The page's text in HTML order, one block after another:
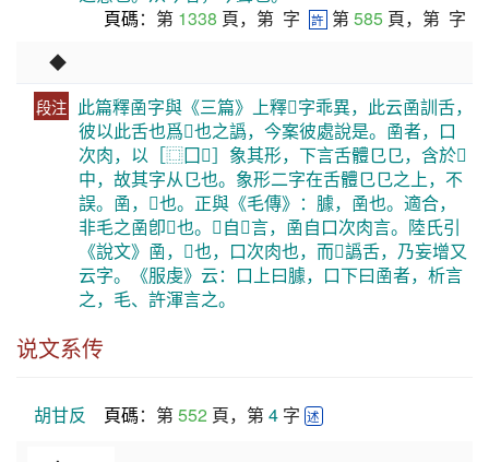
頁碼：第 1338 頁，第 字 許 第585 頁，第 字
◆
段注 此篇釋圅字與《三篇》上釋𧮫字乖異，此云圅訓舌，
彼以此舌也爲𧮫也之譌，今案彼處說是。圅者，口
次肉，以［⿴囗𢆉］象其形，下言舌體㔾㔾，含於𧮫
中，故其字从㔾也。象形二字在舌體㔾㔾之上，不
誤。圅，𧮫也。正與《毛傳》：臄，圅也。適合，
非毛之圅卽𩔞也。𩔞自𦣞言，圅自口次肉言。陸氏引
《說文》圅，𧮫也，口次肉也，而𧮫譌舌，乃妄增又
云字。《服虔》云：口上曰臄，口下曰圅者，析言
之，毛、許渾言之。
说文系传
胡甘反 頁碼：第 552 頁，第 4 字 述